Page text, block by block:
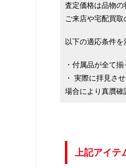
査定価格は品物の
ご来店や宅配買
以下の適応条件を
・付属品が全て揃
・ 実際に拝見さ
場合により真贋確
上記アイテ